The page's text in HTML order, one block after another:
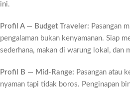
ini.
Profil A — Budget Traveler: Pasangan
pengalaman bukan kenyamanan. Siap
sederhana, makan di warung lokal, dan
Profil B — Mid-Range: Pasangan atau
nyaman tapi tidak boros. Penginapan